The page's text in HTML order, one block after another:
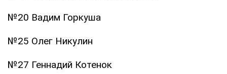
№20 Вадим Горкуша
№25 Олег Никулин
№27 Геннадий Котенок